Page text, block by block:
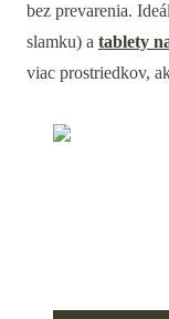
bez prevarenia.
slamku) a tablety
viac prostriedkov,